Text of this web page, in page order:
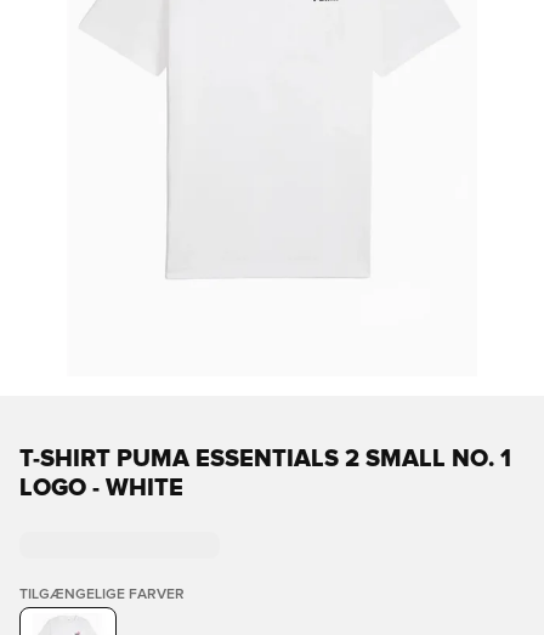
T-SHIRT PUMA ESSENTIALS 2 SMALL NO. 1
LOGO - WHITE
TILGÆNGELIGE FARVER